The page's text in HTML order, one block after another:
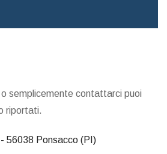
semplicemente contattarci puoi
riportati.
56038 Ponsacco (PI)